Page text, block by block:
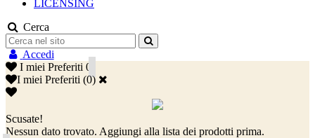
LICENSING
Cerca
Accedi
I miei Preferiti 0
I miei Preferiti (0)
Scusate!
Nessun dato trovato. Aggiungi alla lista dei prodotti prima.